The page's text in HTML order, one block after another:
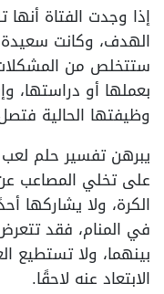
إذا وجدت الفتاة
الهدف، وكانت سعيدة
ستتخلص من
بعملها أو دراستها،
وظيفتها الحالية
يبرهن تفسير حلم
على تخلي المصاعب
الكرة، ولا يشاركها
في المنام، فقد
بينهما، ولا
الابتعاد عنه لاحقًا.